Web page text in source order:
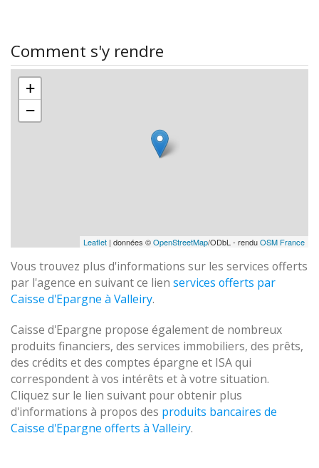
Comment s'y rendre
+
−
Leaflet | données ©OpenStreetMap/ODbL - renduOSM France
Vous trouvez plus d'informations sur les services offerts
par l'agence en suivant ce lien services offerts par
Caisse d'Epargne à Valleiry.
Caisse d'Epargne propose également de nombreux
produits financiers, des services immobiliers, des prêts,
des crédits et des comptes épargne et ISA qui
correspondent à vos intérêts et à votre situation.
Cliquez sur le lien suivant pour obtenir plus
d'informations à propos des produits bancaires de
Caisse d'Epargne offerts à Valleiry.